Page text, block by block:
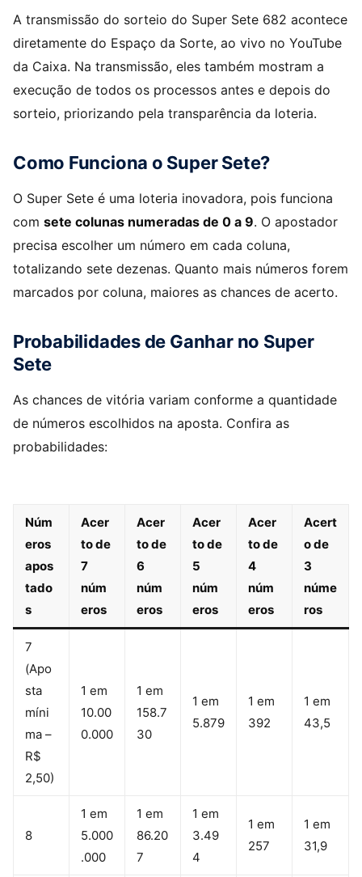
A transmissão do sorteio do Super Sete 682 acontece
diretamente do Espaço da Sorte, ao vivo no YouTube
da Caixa. Na transmissão, eles também mostram a
execução de todos os processos antes e depois do
sorteio, priorizando pela transparência da loteria.
Como Funciona o Super Sete?
O Super Sete é uma loteria inovadora, pois funciona
com sete colunas numeradas de 0 a 9. O apostador
precisa escolher um número em cada coluna,
totalizando sete dezenas. Quanto mais números forem
marcados por coluna, maiores as chances de acerto.
Probabilidades de Ganhar no Super
Sete
As chances de vitória variam conforme a quantidade
de números escolhidos na aposta. Confira as
probabilidades:
Núm
eros
apos
tado
s
Acer
to de
7
núm
eros
Acer
to de
6
núm
eros
Acer
to de
5
núm
eros
Acer
to de
4
núm
eros
Acert
o de
3
núme
ros
7
(Apo
sta
míni
ma –
R$
2,50)
1 em
10.00
0.000
1 em
158.7
30
1 em
5.879
1 em
392
1 em
43,5
8
1 em
5.000
.000
1 em
86.20
7
1 em
3.49
4
1 em
257
1 em
31,9